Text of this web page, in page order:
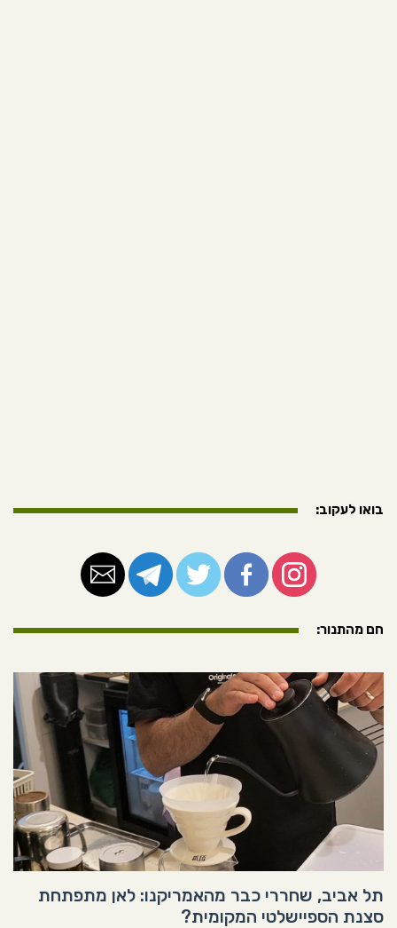
בואו לעקוב:
חם מהתנור:
תל אביב, שחררי כבר מהאמריקנו: לאן מתפתחת
סצנת הספיישלטי המקומית?